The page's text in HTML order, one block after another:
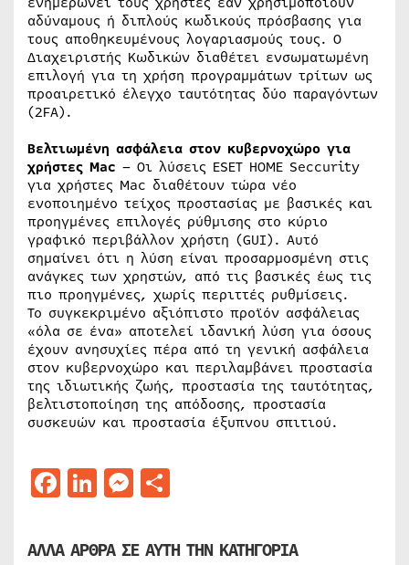
αδύναμους ή διπλούς κωδικούς πρόσβασης για
τους αποθηκευμένους λογαριασμούς τους. Ο
Διαχειριστής Κωδικών διαθέτει ενσωματωμένη
επιλογή για τη χρήση προγραμμάτων τρίτων ως
προαιρετικό έλεγχο ταυτότητας δύο παραγόντων
(2FA).
Βελτιωμένη ασφάλεια στον κυβερνοχώρο για
χρήστες Mac – Οι λύσεις ESET HOME Seccurity
για χρήστες Mac διαθέτουν τώρα νέο
ενοποιημένο τείχος προστασίας με βασικές και
προηγμένες επιλογές ρύθμισης στο κύριο
γραφικό περιβάλλον χρήστη (GUI). Αυτό
σημαίνει ότι η λύση είναι προσαρμοσμένη στις
ανάγκες των χρηστών, από τις βασικές έως τις
πιο προηγμένες, χωρίς περιττές ρυθμίσεις.
Το συγκεκριμένο αξιόπιστο προϊόν ασφάλειας
«όλα σε ένα» αποτελεί ιδανική λύση για όσους
έχουν ανησυχίες πέρα από τη γενική ασφάλεια
στον κυβερνοχώρο και περιλαμβάνει προστασία
της ιδιωτικής ζωής, προστασία της ταυτότητας,
βελτιστοποίηση της απόδοσης, προστασία
συσκευών και προστασία έξυπνου σπιτιού.
Facebook
LinkedIn
Messenger
ΑΛΛΑ ΑΡΘΡΑ ΣΕ ΑΥΤΗ ΤΗΝ ΚΑΤΗΓΟΡΙΑ